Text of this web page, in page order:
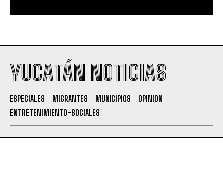
YUCATÁN NOTICIAS
ESPECIALES MIGRANTES MUNICIPIOS
OPINION
ENTRETENIMIENTO-SOCIALES